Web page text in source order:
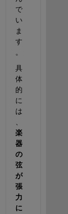
で
い
ま
す
。
具
体
的
に
は
楽
器
の
弦
が
張
力
に